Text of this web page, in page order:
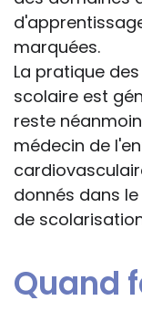
marquées.
La pratique
scolaire est
reste
médecin de
donnés dans
de
Quand